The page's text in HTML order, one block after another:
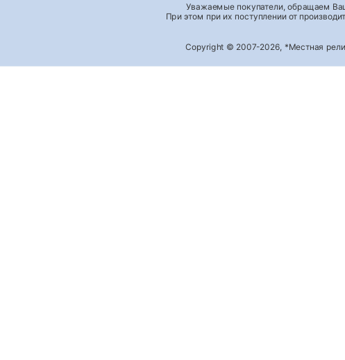
Уважаемые покупатели, обращаем
При этом при их поступлении от
Copyright © 2007-2026, *Местная